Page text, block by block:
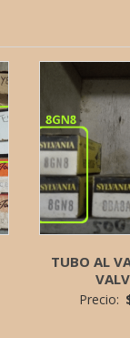
TUBO AL
Precio: